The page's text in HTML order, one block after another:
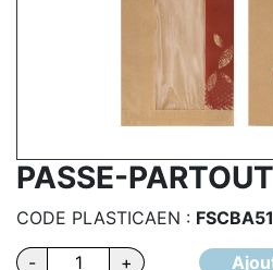
PASSE-
CODE PLASTICAEN :
-
quantité
+